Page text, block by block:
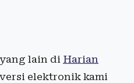
lain di Harian
elektronik kami